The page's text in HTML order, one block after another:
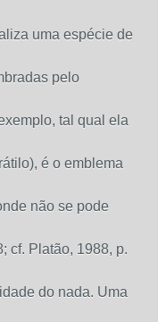
uma espécie de
pelo
tal qual ela
é o emblema
não se pode
cf. Platão, 1988, p.
do nada. Uma